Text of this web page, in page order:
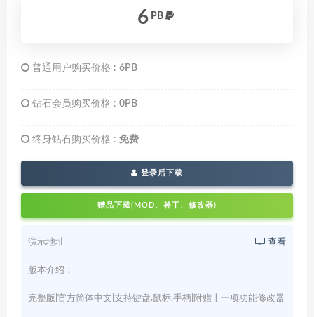
6 PB
普通用户购买价格 : 6PB
钻石会员购买价格 : 0PB
终身钻石购买价格 : 免费
登录后下载
赠品下载(MOD、补丁、修改器)
演示地址 查看
版本介绍：
完整版|官方简体中文|支持键盘.鼠标.手柄|附赠十一项功能修改器